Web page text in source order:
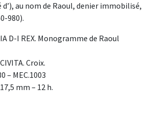
au nom de Raoul, denier immobilisé,
980).
D-I REX. Monogramme de Raoul
Croix.
– MEC.1003
mm – 12 h.